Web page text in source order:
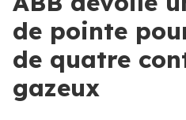
de pointe
de quatre
gazeux